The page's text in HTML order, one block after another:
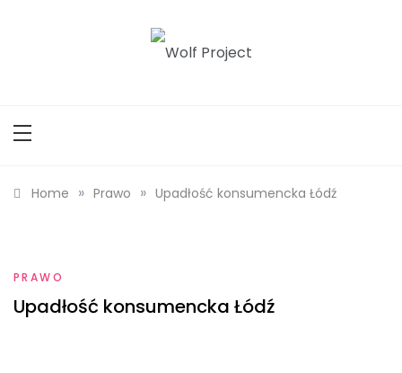
Home » Prawo » Upadłość konsumencka Łódź
PRAWO
Upadłość konsumencka Łódź